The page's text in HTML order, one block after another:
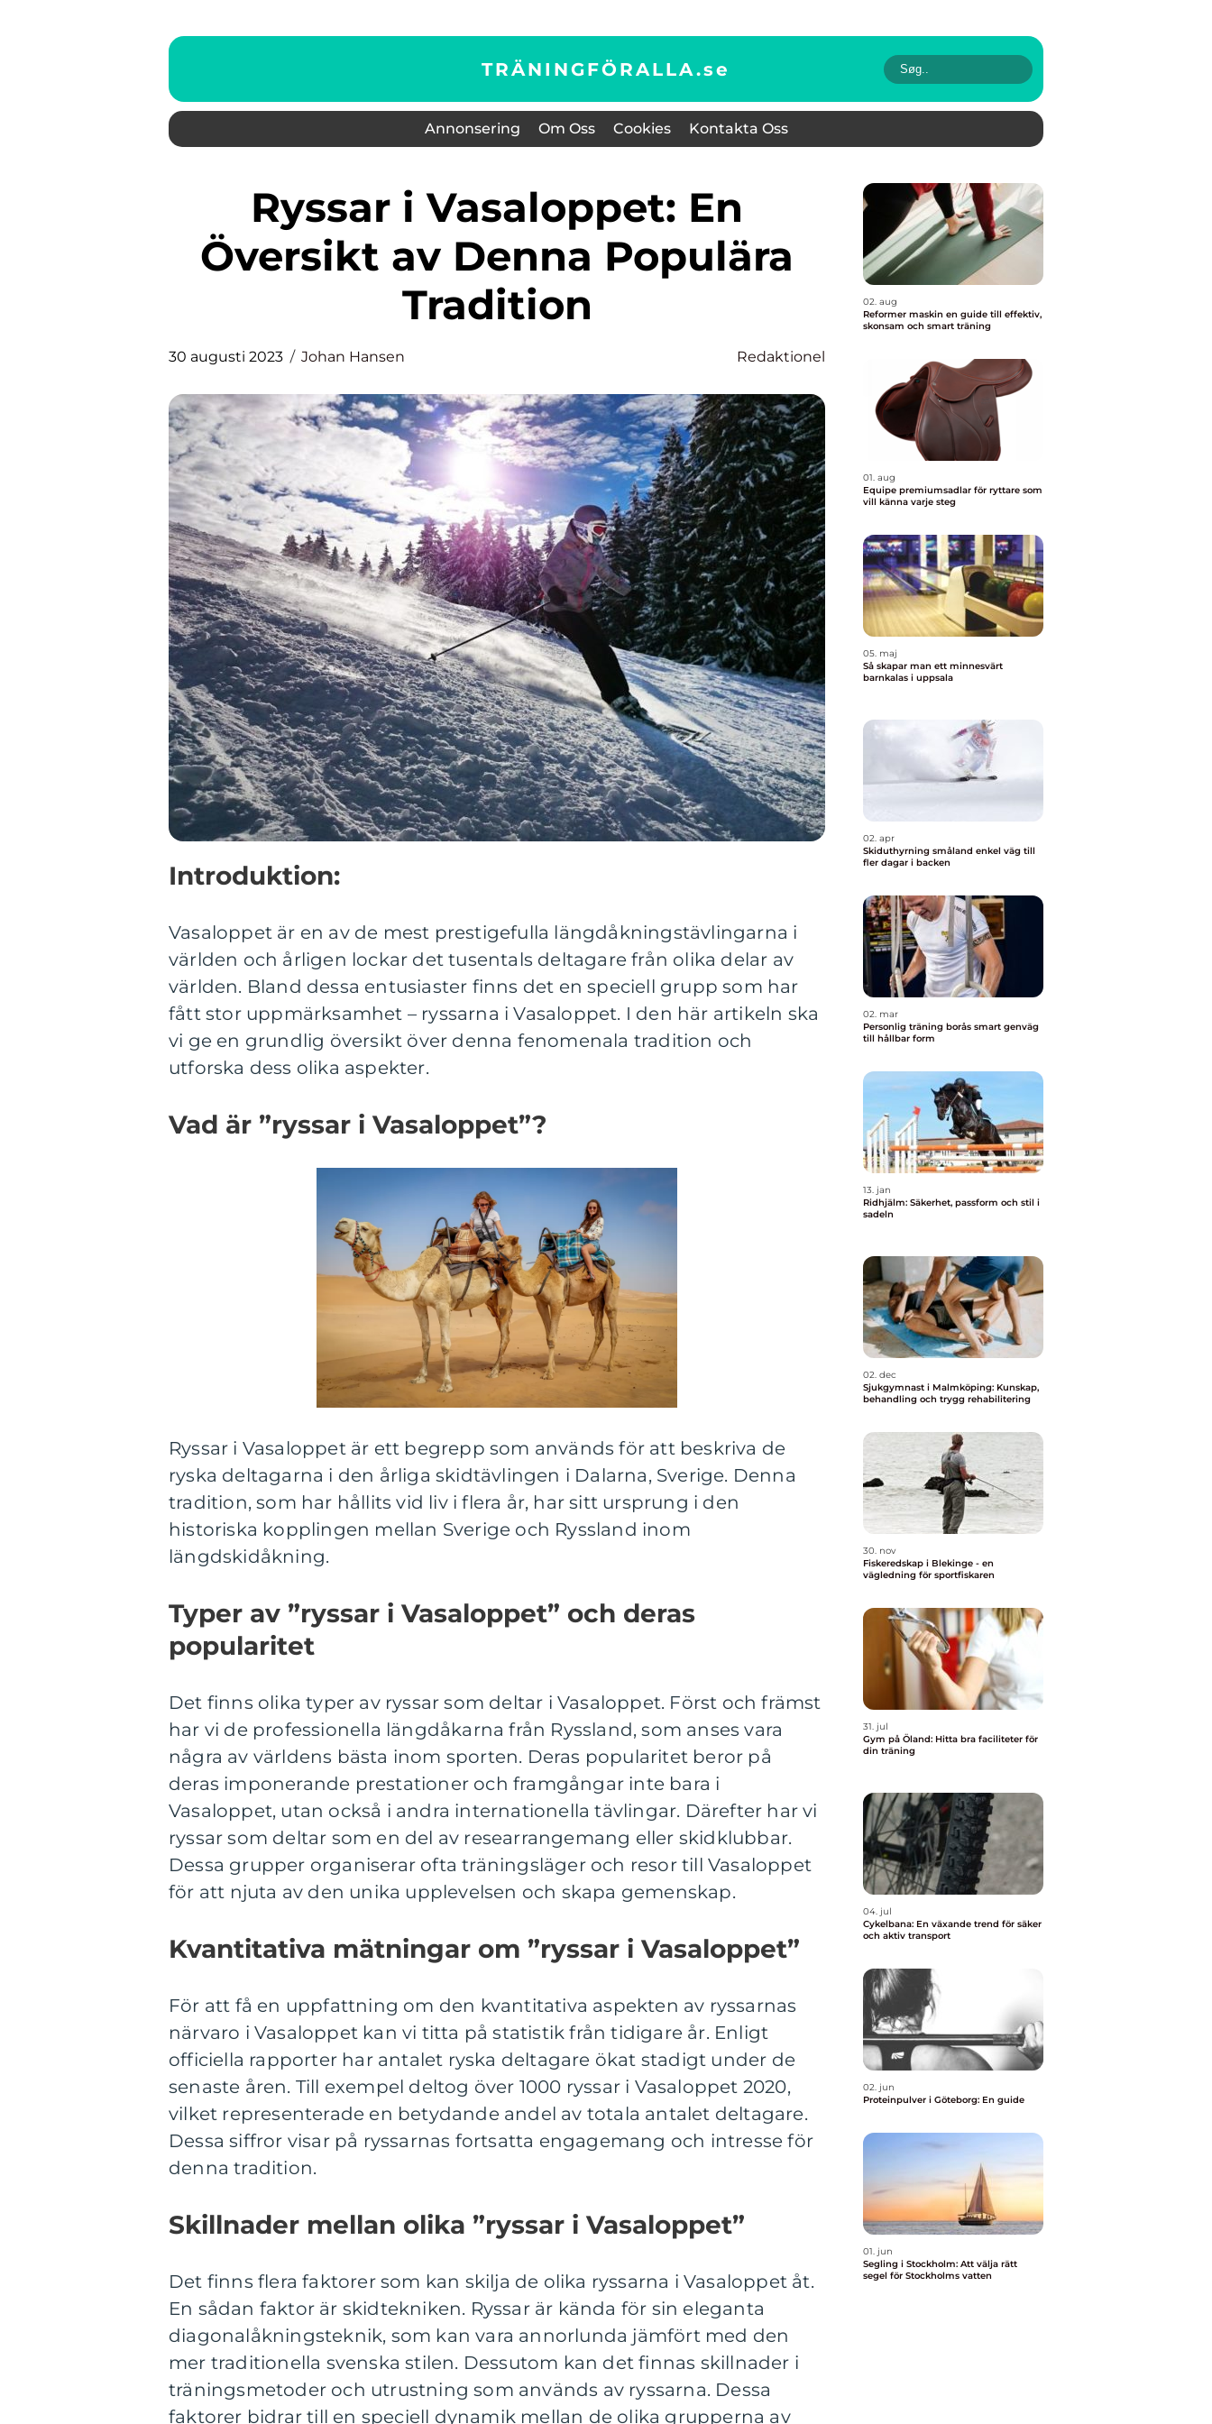
TRÄNINGFÖRALLA.se
Annonsering Om Oss Cookies Kontakta Oss
Ryssar i Vasaloppet: En
Översikt av Denna Populära
Tradition
30 augusti 2023 Johan Hansen Redaktionel
Introduktion:
Vasaloppet är en av de mest prestigefulla längdåkningstävlingarna i
världen och årligen lockar det tusentals deltagare från olika delar av
världen. Bland dessa entusiaster finns det en speciell grupp som har
fått stor uppmärksamhet – ryssarna i Vasaloppet. I den här artikeln ska
vi ge en grundlig översikt över denna fenomenala tradition och
utforska dess olika aspekter.
Vad är ”ryssar i Vasaloppet”?
Ryssar i Vasaloppet är ett begrepp som används för att beskriva de
ryska deltagarna i den årliga skidtävlingen i Dalarna, Sverige. Denna
tradition, som har hållits vid liv i flera år, har sitt ursprung i den
historiska kopplingen mellan Sverige och Ryssland inom
längdskidåkning.
Typer av ”ryssar i Vasaloppet” och deras
popularitet
Det finns olika typer av ryssar som deltar i Vasaloppet. Först och främst
har vi de professionella längdåkarna från Ryssland, som anses vara
några av världens bästa inom sporten. Deras popularitet beror på
deras imponerande prestationer och framgångar inte bara i
Vasaloppet, utan också i andra internationella tävlingar. Därefter har vi
ryssar som deltar som en del av researrangemang eller skidklubbar.
Dessa grupper organiserar ofta träningsläger och resor till Vasaloppet
för att njuta av den unika upplevelsen och skapa gemenskap.
Kvantitativa mätningar om ”ryssar i Vasaloppet”
För att få en uppfattning om den kvantitativa aspekten av ryssarnas
närvaro i Vasaloppet kan vi titta på statistik från tidigare år. Enligt
officiella rapporter har antalet ryska deltagare ökat stadigt under de
senaste åren. Till exempel deltog över 1000 ryssar i Vasaloppet 2020,
vilket representerade en betydande andel av totala antalet deltagare.
Dessa siffror visar på ryssarnas fortsatta engagemang och intresse för
denna tradition.
Skillnader mellan olika ”ryssar i Vasaloppet”
Det finns flera faktorer som kan skilja de olika ryssarna i Vasaloppet åt.
En sådan faktor är skidtekniken. Ryssar är kända för sin eleganta
diagonalåkningsteknik, som kan vara annorlunda jämfört med den
mer traditionella svenska stilen. Dessutom kan det finnas skillnader i
träningsmetoder och utrustning som används av ryssarna. Dessa
faktorer bidrar till en speciell dynamik mellan de olika grupperna av
02. aug
Reformer maskin en guide till effektiv,
skonsam och smart träning
01. aug
Equipe premiumsadlar för ryttare som
vill känna varje steg
05. maj
Så skapar man ett minnesvärt
barnkalas i uppsala
02. apr
Skiduthyrning småland enkel väg till
fler dagar i backen
02. mar
Personlig träning borås smart genväg
till hållbar form
13. jan
Ridhjälm: Säkerhet, passform och stil i
sadeln
02. dec
Sjukgymnast i Malmköping: Kunskap,
behandling och trygg rehabilitering
30. nov
Fiskeredskap i Blekinge - en
vägledning för sportfiskaren
31. jul
Gym på Öland: Hitta bra faciliteter för
din träning
04. jul
Cykelbana: En växande trend för säker
och aktiv transport
02. jun
Proteinpulver i Göteborg: En guide
01. jun
Segling i Stockholm: Att välja rätt
segel för Stockholms vatten